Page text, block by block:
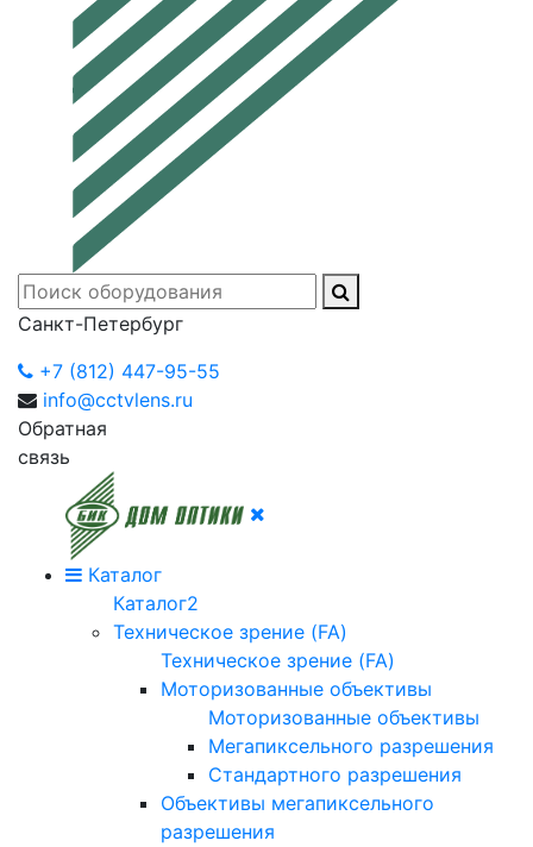
Санкт-Петербург
+7 (812) 447-95-55
info@cctvlens.ru
Обратная
связь
Каталог
Каталог2
Техническое зрение (FA)
Техническое зрение (FA)
Моторизованные объективы
Моторизованные объективы
Мегапиксельного разрешения
Стандартного разрешения
Объективы мегапиксельного
разрешения